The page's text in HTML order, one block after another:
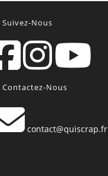
Suivez-Nous
Contactez-Nous
contact@quiscrap.fr